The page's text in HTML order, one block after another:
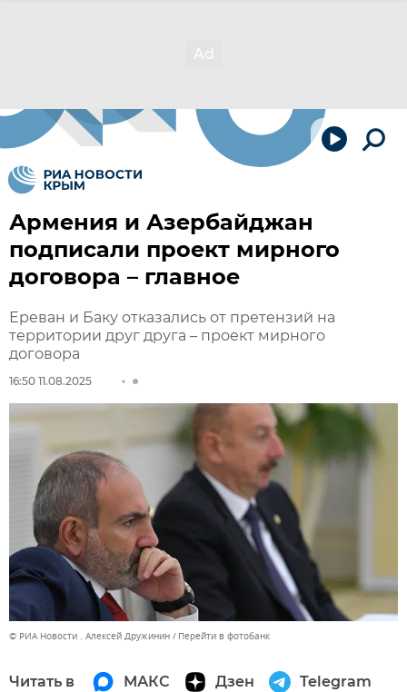
Армения и Азербайджан
подписали проект мирного
договора – главное
Ереван и Баку отказались от претензий на
территории друг друга – проект мирного
договора
16:50 11.08.2025
© РИА Новости . Алексей Дружинин Перейти в фотобанк
Читать в МАКС Дзен Telegram